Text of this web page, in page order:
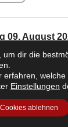
09. August
in den
Dreher
Kassel
um dir die
erfahren, welche
Einstellungen
ablehnen